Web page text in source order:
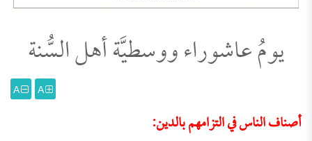
يومُ عاشوراء ووسطيَّة أهل السُّنة
A
A
أصناف الناس في التزامهم بالدين: